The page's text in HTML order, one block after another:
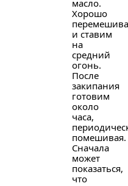
масло.
Хорошо
и ставим
на
средний
огонь.
После
закипания
готовим
около
часа,
помешивая.
Сначала
может
показаться,
что